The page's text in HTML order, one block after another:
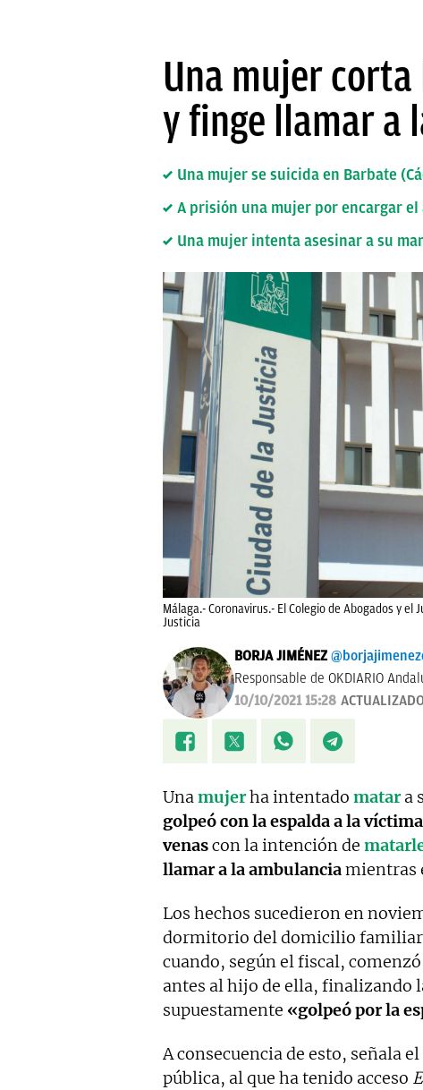
Una mujer
y finge llamar a
Una mujer se suicida en Barbate
A prisión una mujer por encargar
Una mujer intenta asesinar a su
Málaga.- Coronavirus.- El Colegio de Abogados y el
Justicia
BORJA JIMÉNEZ
Responsable de OKDIARIO
10/10/2021 15:28
Unamujerha intentado matara
golpeó con la espalda a la víctima
venascon la intención de
llamar a la ambulanciamientras
Los hechos sucedieron en
dormitorio del domicilio
cuando, según el fiscal,
antes al hijo de ella, finalizando
supuestamente «golpeó por la
A consecuencia de esto, señala
pública, al que ha tenido acceso